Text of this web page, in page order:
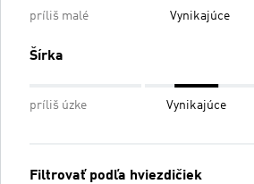
príliš malé Vynikajúce
Šírka
príliš úzke Vynikajúce
Filtrovať podľa hviezdičiek